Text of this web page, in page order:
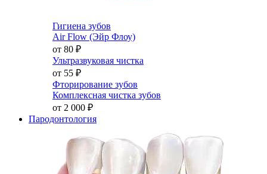
Гигиена зубов
Air Flow (Эйр Флоу)
от 80 ₽
Ультразвуковая чистка
от 55 ₽
Фторирование зубов
Комплексная чистка зубов
от 2 000 ₽
Пародонтология